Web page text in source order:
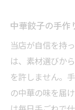
中華餃子の手作
当店が自信を持
は、素材選びか
を許しません。
の中華の味を届